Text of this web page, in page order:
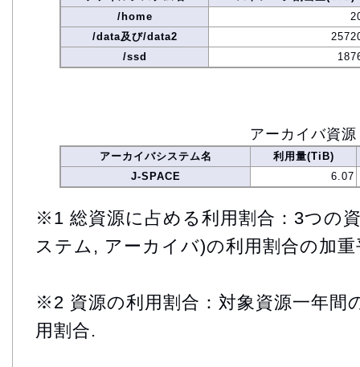
/home
/data及び/data2
/ssd
アーカイバ資源
アーカイバシステム名
利用量(TiB)
J-SPACE
6.07
※1 総資源に占める利用割合：3つの
ステム, アーカイバ)の利用割合の加重
※2 資源の利用割合：対象資源一年間
用割合.